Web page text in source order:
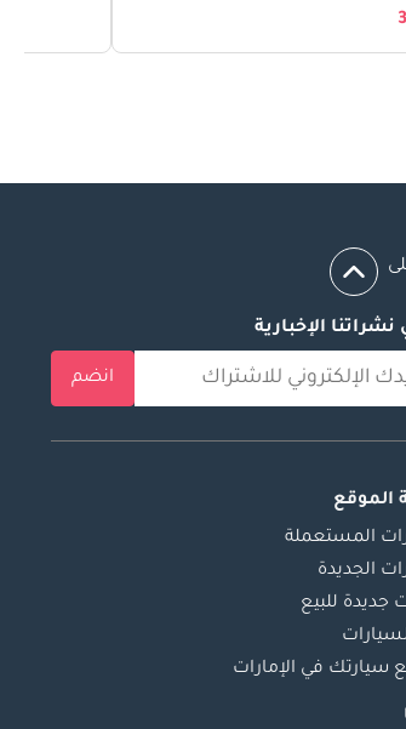
الإخبارية
انضم
الموقع
المستعملة
الجديدة
جديدة للبيع
سيارتك في الإمارات